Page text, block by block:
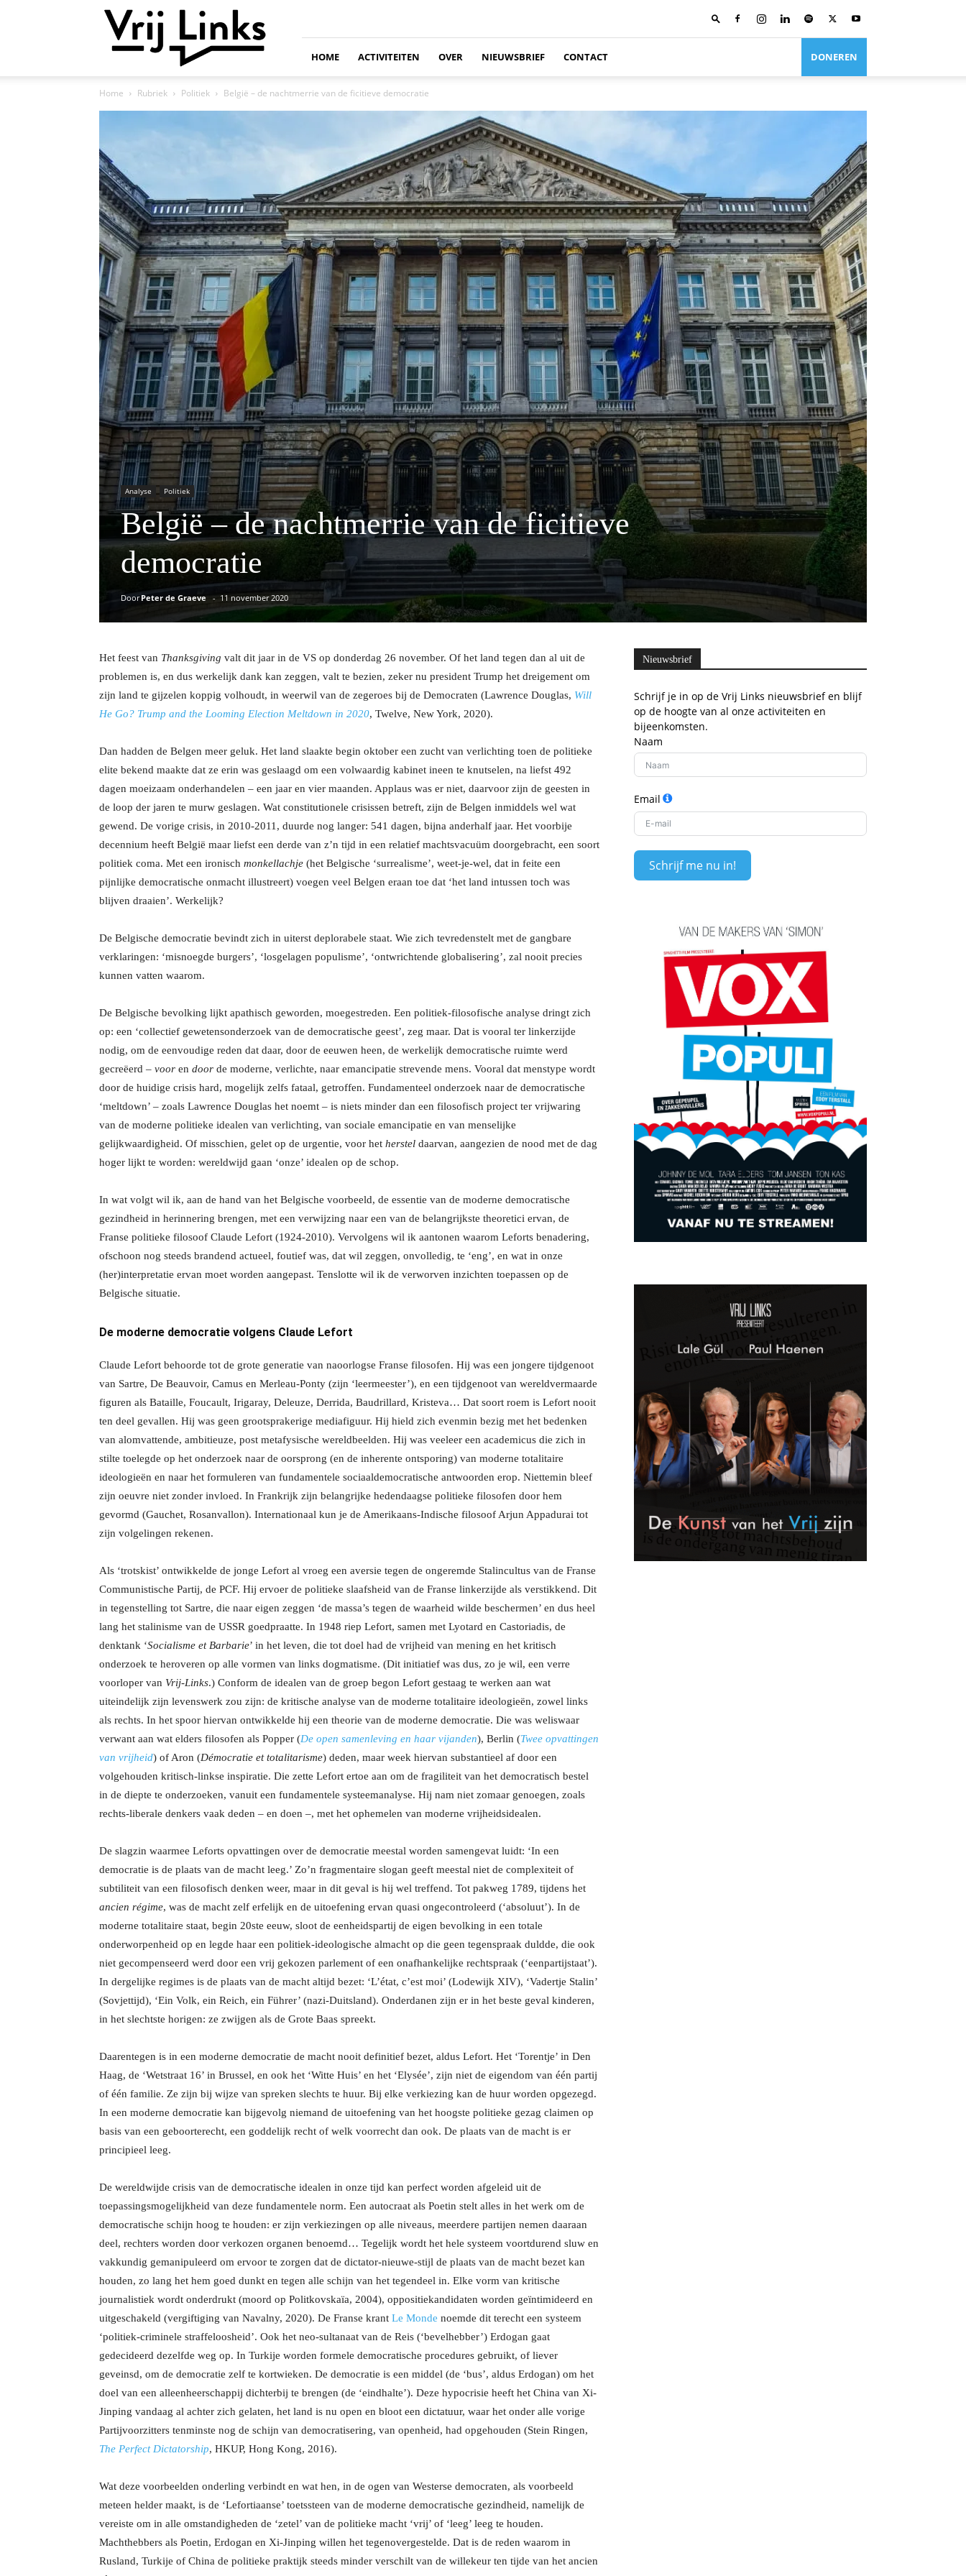
Vrij
Links
HOME ACTIVITEITEN OVER NIEUWSBRIEF CONTACT DONEREN
Home Rubriek Politiek België – de nachtmerrie van de ficitieve democratie
Analyse Politiek
België – de nachtmerrie van de ficitieve
democratie
Door Peter de Graeve - 11 november 2020
Het feest van Thanksgiving valt dit jaar in de VS op donderdag 26 november. Of het land tegen dan al uit de
problemen is, en dus werkelijk dank kan zeggen, valt te bezien, zeker nu president Trump het dreigement om
zijn land te gijzelen koppig volhoudt, in weerwil van de zegeroes bij de Democraten (Lawrence Douglas, Will
He Go? Trump and the Looming Election Meltdown in 2020, Twelve, New York, 2020).
Dan hadden de Belgen meer geluk. Het land slaakte begin oktober een zucht van verlichting toen de politieke
elite bekend maakte dat ze erin was geslaagd om een volwaardig kabinet ineen te knutselen, na liefst 492
dagen moeizaam onderhandelen – een jaar en vier maanden. Applaus was er niet, daarvoor zijn de geesten in
de loop der jaren te murw geslagen. Wat constitutionele crisissen betreft, zijn de Belgen inmiddels wel wat
gewend. De vorige crisis, in 2010-2011, duurde nog langer: 541 dagen, bijna anderhalf jaar. Het voorbije
decennium heeft België maar liefst een derde van z’n tijd in een relatief machtsvacuüm doorgebracht, een soort
politiek coma. Met een ironisch monkellachje (het Belgische ‘surrealisme’, weet-je-wel, dat in feite een
pijnlijke democratische onmacht illustreert) voegen veel Belgen eraan toe dat ‘het land intussen toch was
blijven draaien’. Werkelijk?
De Belgische democratie bevindt zich in uiterst deplorabele staat. Wie zich tevredenstelt met de gangbare
verklaringen: ‘misnoegde burgers’, ‘losgelagen populisme’, ‘ontwrichtende globalisering’, zal nooit precies
kunnen vatten waarom.
De Belgische bevolking lijkt apathisch geworden, moegestreden. Een politiek-filosofische analyse dringt zich
op: een ‘collectief gewetensonderzoek van de democratische geest’, zeg maar. Dat is vooral ter linkerzijde
nodig, om de eenvoudige reden dat daar, door de eeuwen heen, de werkelijk democratische ruimte werd
gecreëerd – voor en door de moderne, verlichte, naar emancipatie strevende mens. Vooral dat menstype wordt
door de huidige crisis hard, mogelijk zelfs fataal, getroffen. Fundamenteel onderzoek naar de democratische
‘meltdown’ – zoals Lawrence Douglas het noemt – is niets minder dan een filosofisch project ter vrijwaring
van de moderne politieke idealen van verlichting, van sociale emancipatie en van menselijke
gelijkwaardigheid. Of misschien, gelet op de urgentie, voor het herstel daarvan, aangezien de nood met de dag
hoger lijkt te worden: wereldwijd gaan ‘onze’ idealen op de schop.
In wat volgt wil ik, aan de hand van het Belgische voorbeeld, de essentie van de moderne democratische
gezindheid in herinnering brengen, met een verwijzing naar een van de belangrijkste theoretici ervan, de
Franse politieke filosoof Claude Lefort (1924-2010). Vervolgens wil ik aantonen waarom Leforts benadering,
ofschoon nog steeds brandend actueel, foutief was, dat wil zeggen, onvolledig, te ‘eng’, en wat in onze
(her)interpretatie ervan moet worden aangepast. Tenslotte wil ik de verworven inzichten toepassen op de
Belgische situatie.
De moderne democratie volgens Claude Lefort
Claude Lefort behoorde tot de grote generatie van naoorlogse Franse filosofen. Hij was een jongere tijdgenoot
van Sartre, De Beauvoir, Camus en Merleau-Ponty (zijn ‘leermeester’), en een tijdgenoot van wereldvermaarde
figuren als Bataille, Foucault, Irigaray, Deleuze, Derrida, Baudrillard, Kristeva… Dat soort roem is Lefort nooit
ten deel gevallen. Hij was geen grootsprakerige mediafiguur. Hij hield zich evenmin bezig met het bedenken
van alomvattende, ambitieuze, post metafysische wereldbeelden. Hij was veeleer een academicus die zich in
stilte toelegde op het onderzoek naar de oorsprong (en de inherente ontsporing) van moderne totalitaire
ideologieën en naar het formuleren van fundamentele sociaaldemocratische antwoorden erop. Niettemin bleef
zijn oeuvre niet zonder invloed. In Frankrijk zijn belangrijke hedendaagse politieke filosofen door hem
gevormd (Gauchet, Rosanvallon). Internationaal kun je de Amerikaans-Indische filosoof Arjun Appadurai tot
zijn volgelingen rekenen.
Als ‘trotskist’ ontwikkelde de jonge Lefort al vroeg een aversie tegen de ongeremde Stalincultus van de Franse
Communistische Partij, de PCF. Hij ervoer de politieke slaafsheid van de Franse linkerzijde als verstikkend. Dit
in tegenstelling tot Sartre, die naar eigen zeggen ‘de massa’s tegen de waarheid wilde beschermen’ en dus heel
lang het stalinisme van de USSR goedpraatte. In 1948 riep Lefort, samen met Lyotard en Castoriadis, de
denktank ‘Socialisme et Barbarie’ in het leven, die tot doel had de vrijheid van mening en het kritisch
onderzoek te heroveren op alle vormen van links dogmatisme. (Dit initiatief was dus, zo je wil, een verre
voorloper van Vrij-Links.) Conform de idealen van de groep begon Lefort gestaag te werken aan wat
uiteindelijk zijn levenswerk zou zijn: de kritische analyse van de moderne totalitaire ideologieën, zowel links
als rechts. In het spoor hiervan ontwikkelde hij een theorie van de moderne democratie. Die was weliswaar
verwant aan wat elders filosofen als Popper (De open samenleving en haar vijanden), Berlin (Twee opvattingen
van vrijheid) of Aron (Démocratie et totalitarisme) deden, maar week hiervan substantieel af door een
volgehouden kritisch-linkse inspiratie. Die zette Lefort ertoe aan om de fragiliteit van het democratisch bestel
in de diepte te onderzoeken, vanuit een fundamentele systeemanalyse. Hij nam niet zomaar genoegen, zoals
rechts-liberale denkers vaak deden – en doen –, met het ophemelen van moderne vrijheidsidealen.
De slagzin waarmee Leforts opvattingen over de democratie meestal worden samengevat luidt: ‘In een
democratie is de plaats van de macht leeg.’ Zo’n fragmentaire slogan geeft meestal niet de complexiteit of
subtiliteit van een filosofisch denken weer, maar in dit geval is hij wel treffend. Tot pakweg 1789, tijdens het
ancien régime, was de macht zelf erfelijk en de uitoefening ervan quasi ongecontroleerd (‘absoluut’). In de
moderne totalitaire staat, begin 20ste eeuw, sloot de eenheidspartij de eigen bevolking in een totale
onderworpenheid op en legde haar een politiek-ideologische almacht op die geen tegenspraak duldde, die ook
niet gecompenseerd werd door een vrij gekozen parlement of een onafhankelijke rechtspraak (‘eenpartijstaat’).
In dergelijke regimes is de plaats van de macht altijd bezet: ‘L’état, c’est moi’ (Lodewijk XIV), ‘Vadertje Stalin’
(Sovjettijd), ‘Ein Volk, ein Reich, ein Führer’ (nazi-Duitsland). Onderdanen zijn er in het beste geval kinderen,
in het slechtste horigen: ze zwijgen als de Grote Baas spreekt.
Daarentegen is in een moderne democratie de macht nooit definitief bezet, aldus Lefort. Het ‘Torentje’ in Den
Haag, de ‘Wetstraat 16’ in Brussel, en ook het ‘Witte Huis’ en het ‘Elysée’, zijn niet de eigendom van één partij
of één familie. Ze zijn bij wijze van spreken slechts te huur. Bij elke verkiezing kan de huur worden opgezegd.
In een moderne democratie kan bijgevolg niemand de uitoefening van het hoogste politieke gezag claimen op
basis van een geboorterecht, een goddelijk recht of welk voorrecht dan ook. De plaats van de macht is er
principieel leeg.
De wereldwijde crisis van de democratische idealen in onze tijd kan perfect worden afgeleid uit de
toepassingsmogelijkheid van deze fundamentele norm. Een autocraat als Poetin stelt alles in het werk om de
democratische schijn hoog te houden: er zijn verkiezingen op alle niveaus, meerdere partijen nemen daaraan
deel, rechters worden door verkozen organen benoemd… Tegelijk wordt het hele systeem voortdurend sluw en
vakkundig gemanipuleerd om ervoor te zorgen dat de dictator-nieuwe-stijl de plaats van de macht bezet kan
houden, zo lang het hem goed dunkt en tegen alle schijn van het tegendeel in. Elke vorm van kritische
journalistiek wordt onderdrukt (moord op Politkovskaïa, 2004), oppositiekandidaten worden geïntimideerd en
uitgeschakeld (vergiftiging van Navalny, 2020). De Franse krant Le Monde noemde dit terecht een systeem
‘politiek-criminele straffeloosheid’. Ook het neo-sultanaat van de Reis (‘bevelhebber’) Erdogan gaat
gedecideerd dezelfde weg op. In Turkije worden formele democratische procedures gebruikt, of liever
geveinsd, om de democratie zelf te kortwieken. De democratie is een middel (de ‘bus’, aldus Erdogan) om het
doel van een alleenheerschappij dichterbij te brengen (de ‘eindhalte’). Deze hypocrisie heeft het China van Xi-
Jinping vandaag al achter zich gelaten, het land is nu open en bloot een dictatuur, waar het onder alle vorige
Partijvoorzitters tenminste nog de schijn van democratisering, van openheid, had opgehouden (Stein Ringen,
The Perfect Dictatorship, HKUP, Hong Kong, 2016).
Wat deze voorbeelden onderling verbindt en wat hen, in de ogen van Westerse democraten, als voorbeeld
meteen helder maakt, is de ‘Lefortiaanse’ toetssteen van de moderne democratische gezindheid, namelijk de
vereiste om in alle omstandigheden de ‘zetel’ van de politieke macht ‘vrij’ of ‘leeg’ leeg te houden.
Machthebbers als Poetin, Erdogan en Xi-Jinping willen het tegenovergestelde. Dat is de reden waarom in
Rusland, Turkije of China de politieke praktijk steeds minder verschilt van de willekeur ten tijde van het ancien
Nieuwsbrief
Schrijf je in op de Vrij Links nieuwsbrief en blijf
op de hoogte van al onze activiteiten en
bijeenkomsten.
Naam
Email
Schrijf me nu in!